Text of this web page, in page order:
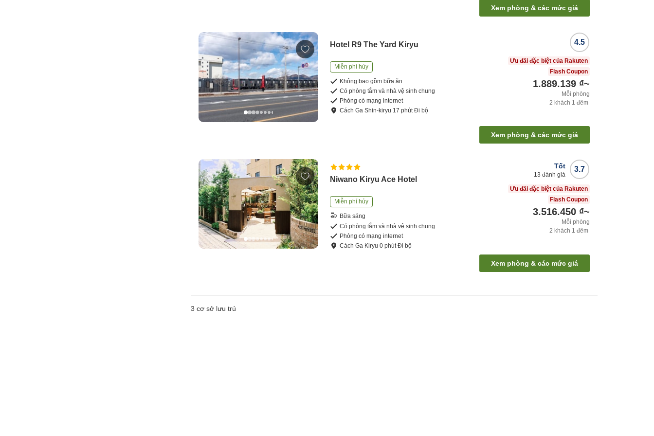
Xem phòng & các mức giá
Hotel R9 The Yard Kiryu
Miễn phí hủy
Không bao gồm bữa ăn
Có phòng tắm và nhà vệ sinh chung
Phòng có mạng internet
CáchGa Shin-kiryu 17 phútĐi bộ
4.5
Ưu đãi đặc biệt của Rakuten
Flash Coupon
1.889.139 ₫~
Mỗi phòng
2 khách 1 đêm
Xem phòng & các mức giá
Niwano Kiryu Ace Hotel
Miễn phí hủy
Bữa sáng
Có phòng tắm và nhà vệ sinh chung
Phòng có mạng internet
CáchGa Kiryu0 phútĐi bộ
3.7
Tốt
13 đánh giá
Ưu đãi đặc biệt của Rakuten
Flash Coupon
3.516.450 ₫~
Mỗi phòng
2 khách 1 đêm
Xem phòng & các mức giá
3 cơ sở lưu trú